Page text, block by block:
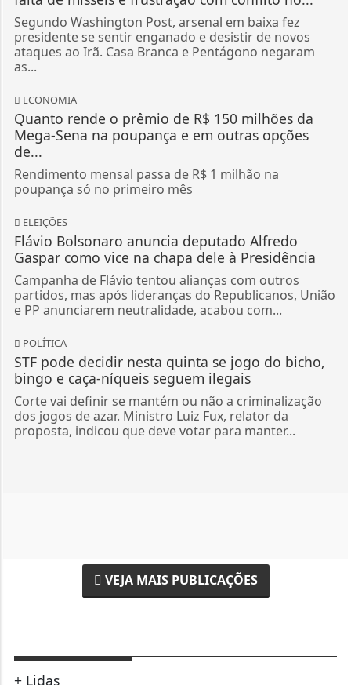
Segundo Washington Post, arsenal em baixa fez
presidente se sentir enganado e desistir de novos
ataques ao Irã. Casa Branca e Pentágono negaram
as...
ECONOMIA
Quanto rende o prêmio de R$ 150 milhões da
Mega-Sena na poupança e em outras opções
de...
Rendimento mensal passa de R$ 1 milhão na
poupança só no primeiro mês
ELEIÇÕES
Flávio Bolsonaro anuncia deputado Alfredo
Gaspar como vice na chapa dele à Presidência
Campanha de Flávio tentou alianças com outros
partidos, mas após lideranças do Republicanos, União
e PP anunciarem neutralidade, acabou com...
POLÍTICA
STF pode decidir nesta quinta se jogo do bicho,
bingo e caça-níqueis seguem ilegais
Corte vai definir se mantém ou não a criminalização
dos jogos de azar. Ministro Luiz Fux, relator da
proposta, indicou que deve votar para manter...
VEJA MAIS PUBLICAÇÕES
+ Lidas